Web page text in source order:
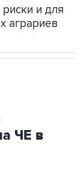
и для
аграриев
ЧЕ в